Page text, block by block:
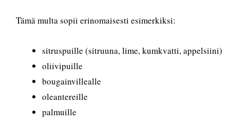
Tämä multa sopii erinomaisesti esimerkiksi:
sitruspuille (sitruuna, lime, kumkvatti, appelsiini)
oliivipuille
bougainvillealle
oleantereille
palmuille